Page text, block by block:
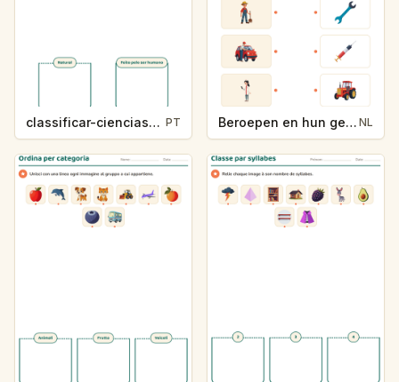
classificar-ciencias-k214-5 PT Beroepen en hun gereedschap NL